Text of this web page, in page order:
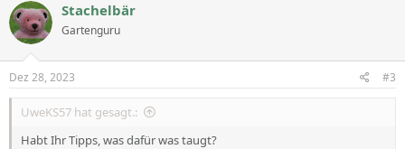
Stachelbär
Gartenguru
Dez 28, 2023 #3
UweKS57 hat gesagt.:
Habt Ihr Tipps, was dafür was taugt?